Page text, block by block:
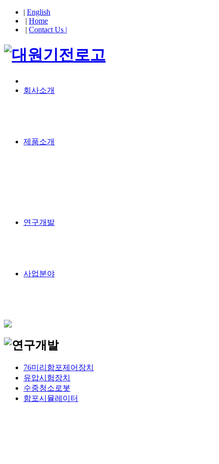
| English
| Home
| Contact Us |
회사소개
제품소개
연구개발
사업분야
76미리함포제어장치
유압시험장치
수중청소로봇
함포시뮬레이터